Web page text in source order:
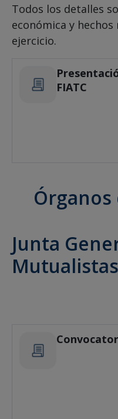
Todos los detalles
económica y
ejercicio.
FIATC
Junta
Mutualistas